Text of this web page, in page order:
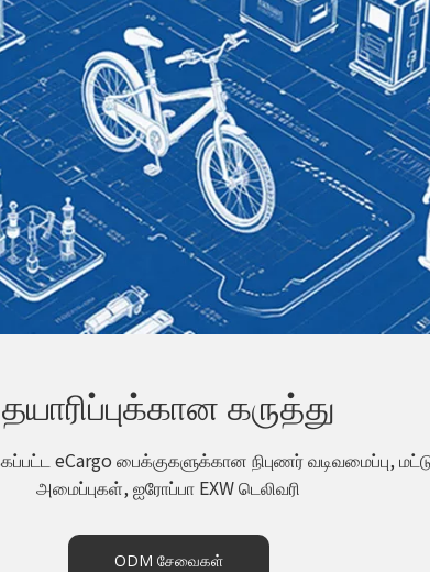
தயாரிப்புக்கான கருத்து
eCargo பைக்குகளுக்கான நிபுணர் வடிவமைப்பு,
அமைப்புகள், ஐரோப்பா EXW டெலிவரி
ODM சேவைகள்